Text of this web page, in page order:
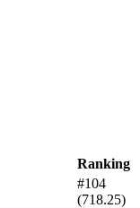
Ranking
#104
(718.25)